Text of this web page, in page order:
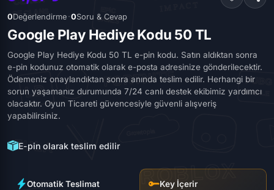
0Değerlendirme ·0Soru & Cevap
Google Play Hediye Kodu 50 TL
Google Play Hediye Kodu 50 TL e-pin kodu. Satın aldıktan sonra
e-pin kodunuz otomatik olarak e-posta adresinize gönderilecektir.
Ödemeniz onaylandıktan sonra anında teslim edilir. Herhangi bir
sorun yaşamanız durumunda 7/24 canlı destek ekibimiz yardımcı
olacaktır. Oyun Ticareti güvencesiyle güvenli alışveriş
yapabilirsiniz.
E-pin olarak teslim edilir
Otomatik Teslimat Key İçerir